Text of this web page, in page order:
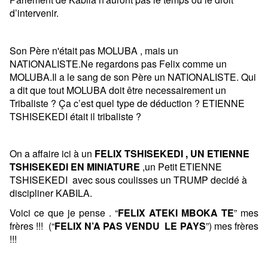
d’intervenir.
Son Père n'était pas MOLUBA , mais un
NATIONALISTE.Ne regardons pas Felix comme un
MOLUBA.Il a le sang de son Père un NATIONALISTE. Qui
a dit que tout MOLUBA doit être necessairement un
Tribaliste ? Ça c’est quel type de déduction ? ETIENNE
TSHISEKEDI était il tribaliste ?
On a affaire ici à un FELIX TSHISEKEDI , UN ETIENNE
TSHISEKEDI EN MINIATURE ,un Petit ETIENNE
TSHISEKEDI avec sous coulisses un TRUMP decidé à
discipliner KABILA.
Voici ce que je pense . “FELIX ATEKI MBOKA TE” mes
frères !!! (“FELIX N’A PAS VENDU LE PAYS”) mes frères
!!!